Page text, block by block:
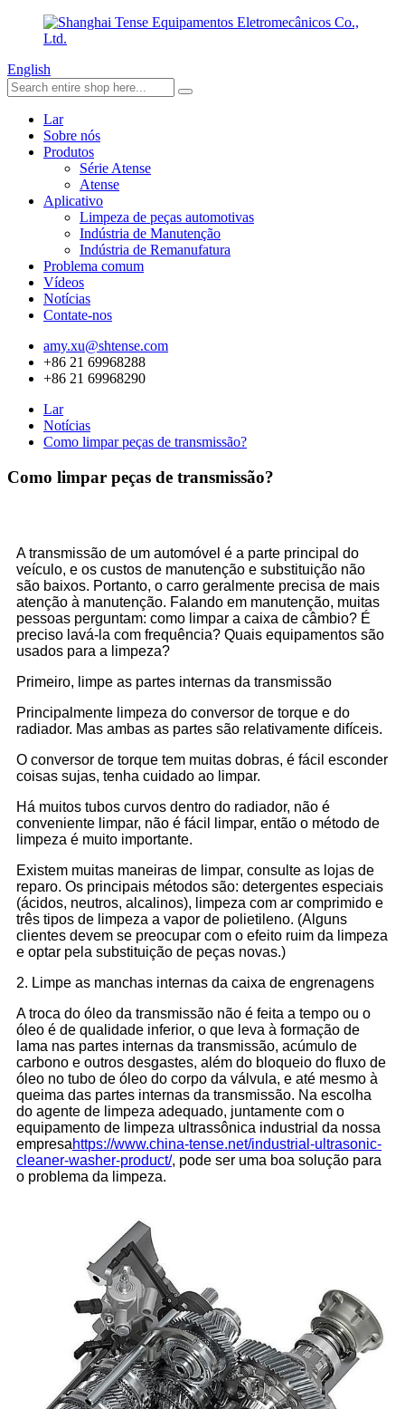
English
Lar
Sobre nós
Produtos
Série Atense
Atense
Aplicativo
Limpeza de peças automotivas
Indústria de Manutenção
Indústria de Remanufatura
Problema comum
Vídeos
Notícias
Contate-nos
amy.xu@shtense.com
+86 21 69968288
+86 21 69968290
Lar
Notícias
Como limpar peças de transmissão?
Como limpar peças de transmissão?
A transmissão de um automóvel é a parte principal do
veículo, e os custos de manutenção e substituição não
são baixos. Portanto, o carro geralmente precisa de mais
atenção à manutenção. Falando em manutenção, muitas
pessoas perguntam: como limpar a caixa de câmbio? É
preciso lavá-la com frequência? Quais equipamentos são
usados para a limpeza?
Primeiro, limpe as partes internas da transmissão
Principalmente limpeza do conversor de torque e do
radiador. Mas ambas as partes são relativamente difíceis.
O conversor de torque tem muitas dobras, é fácil esconder
coisas sujas, tenha cuidado ao limpar.
Há muitos tubos curvos dentro do radiador, não é
conveniente limpar, não é fácil limpar, então o método de
limpeza é muito importante.
Existem muitas maneiras de limpar, consulte as lojas de
reparo. Os principais métodos são: detergentes especiais
(ácidos, neutros, alcalinos), limpeza com ar comprimido e
três tipos de limpeza a vapor de polietileno. (Alguns
clientes devem se preocupar com o efeito ruim da limpeza
e optar pela substituição de peças novas.)
2. Limpe as manchas internas da caixa de engrenagens
A troca do óleo da transmissão não é feita a tempo ou o
óleo é de qualidade inferior, o que leva à formação de
lama nas partes internas da transmissão, acúmulo de
carbono e outros desgastes, além do bloqueio do fluxo de
óleo no tubo de óleo do corpo da válvula, e até mesmo à
queima das partes internas da transmissão. Na escolha
do agente de limpeza adequado, juntamente com o
equipamento de limpeza ultrassônica industrial da nossa
empresahttps://www.china-tense.net/industrial-ultrasonic-
cleaner-washer-product/, pode ser uma boa solução para
o problema da limpeza.